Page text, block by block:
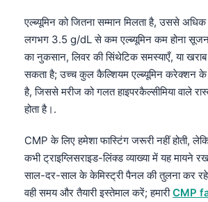
एल्ब्यूमिन को जितना सम्मान मिलता है, उससे अधिक
लगभग 3.5 g/dL से कम एल्ब्यूमिन कम होना
का नुकसान, लिवर की सिंथेटिक समस्याएँ, या
सकता है; उच्च कुल कैल्शियम एल्ब्यूमिन करेक्शन के
है, जिससे मरीज को गलत हाइपरकैल्सीमिया वाले
होता है।.
CMP के लिए हमेशा फास्टिंग जरूरी नहीं होती,
कभी ट्राइग्लिसराइड-लिंक्ड व्याख्या में यह
साल-दर-साल के केमिस्ट्री पैनल की तुलना कर रहे
वही समय और तैयारी इस्तेमाल करें; हमारीCMP